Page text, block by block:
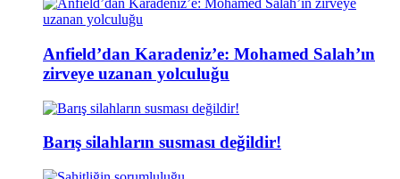
Anfield’dan Karadeniz’e: Mohamed Salah’ın
zirveye uzanan yolculuğu
Barış silahların susması değildir!